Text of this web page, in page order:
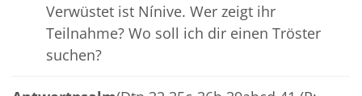
Verwüstet ist Nínive. Wer zeigt ihr
Teilnahme? Wo soll ich dir einen Tröster
suchen?